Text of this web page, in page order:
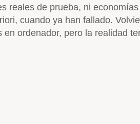
reales de prueba, ni
cuando ya han fallado.
ordenador, pero la realidad